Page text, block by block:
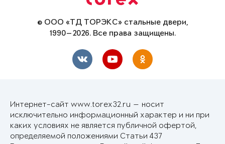
© ООО «ТД ТОРЭКС» стальные двери,
1990—2026. Все права защищены.
Интернет-сайт www.torex32.ru — носит
исключительно информационный характер и ни при
каких условиях не является публичной офертой,
определяемой положениями Статьи 437